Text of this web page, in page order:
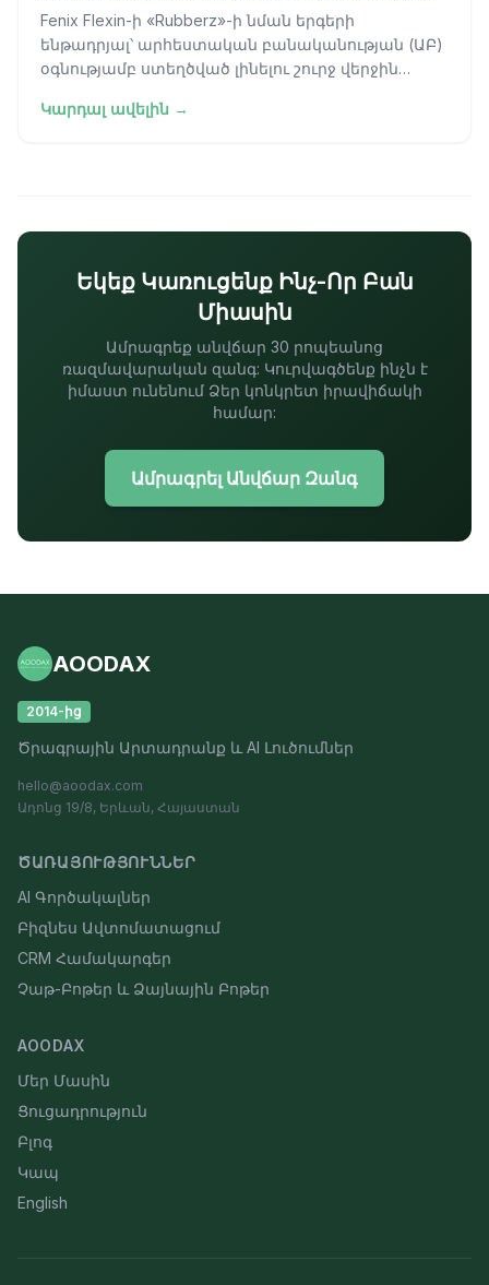
ամառվա հիթը:
Fenix Flexin-ի «Rubberz»-ի նման երգերի
ենթադրյալ՝ արհեստական բանականության (ԱԲ)
օգնությամբ ստեղծված լինելու շուրջ վերջին
Կարդալ ավելին →
Եկեք Կառուցենք Ինչ-Որ Բան
Միասին
Ամրագրեք անվճար 30 րոպեանոց
ռազմավարական զանգ: Կուրվագծենք ինչն է
իմաստ ունենում Ձեր կոնկրետ իրավիճակի
համար:
Ամրագրել Անվճար Զանգ
AOODAX
2014-ից
Ծրագրային Արտադրանք և AI Լուծումներ
hello@aoodax.com
Ադոնց 19/8, Երևան, Հայաստան
ԾԱՌԱՅՈՒԹՅՈՒՆՆԵՐ
AI Գործակալներ
Բիզնես Ավտոմատացում
CRM Համակարգեր
Չաթ-Բոթեր և Ձայնային Բոթեր
AOODAX
Մեր Մասին
Ցուցադրություն
Բլոգ
Կապ
English